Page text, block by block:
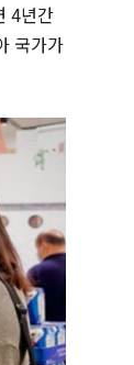
4년간
국가가